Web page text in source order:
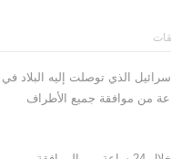
الذي توصلت إليه البلاد في
وتوسطت فيه الولايات المتحدة، قد يدخل حيز التنفيذ خلال 24 ساعة من موافقة جميع الأطراف